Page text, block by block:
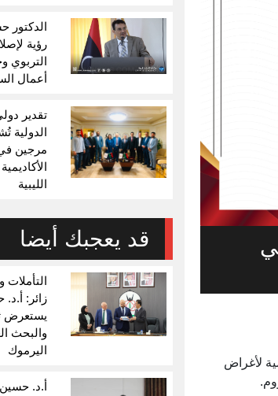
لأغراض
الدكتور
رؤية
التربوي
أعمال
تقدير
الدولية
مرجين
الليبية
قد يعجبك أيضا
التأملات
زائر:
يستعرض
والبحث
اليرموك
أ.د.